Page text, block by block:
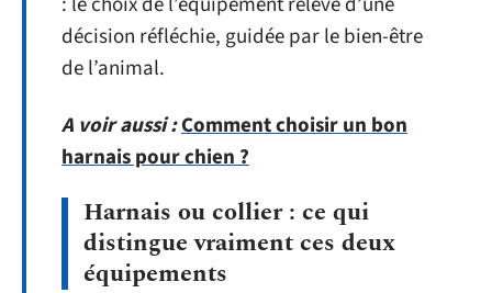
décision réfléchie, guidée par le bien-être
de l’animal.
A voir aussi :Comment choisir un bon
harnais pour chien ?
Harnais ou collier : ce qui
distingue vraiment ces deux
équipements